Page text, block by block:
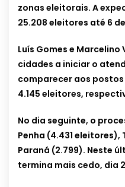
zonas eleitorais. A
25.208 eleitores até 6
Luís Gomes e
cidades a iniciar o
comparecer aos
4.145 eleitores,
No dia seguinte, o
Penha (4.431 eleitores),
Paraná (2.799). Neste
termina mais cedo, dia